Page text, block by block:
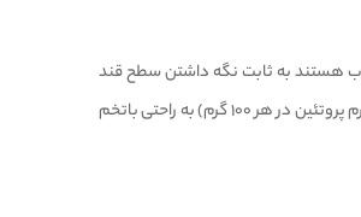
کربوهیدرات‌هایی که دیرجذب هستند به ثابت نگه داشتن سطح قند
خون کمک می‌کنند. جودوسر سبوس دار برای دیابتی‌ها توصیه می‌شود و به دلیل اینکه غنی از پروتئین است (۱۶.۹ گرم پروتئین در هر ۱۰۰ گرم) به راحتی باتخم